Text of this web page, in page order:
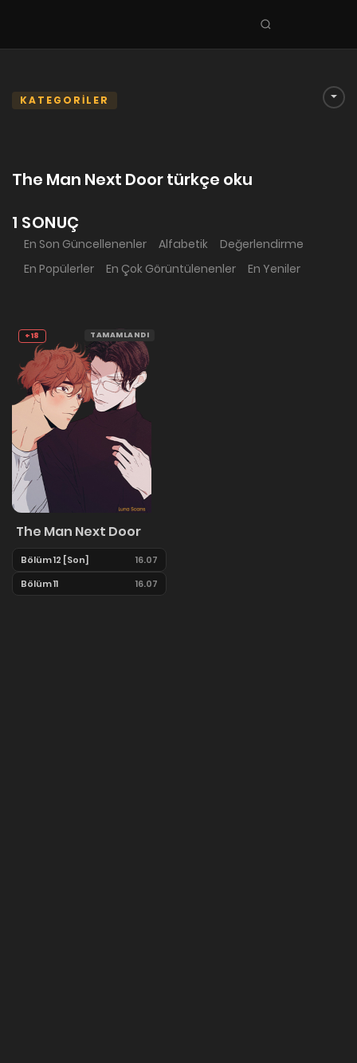
Seri
ara
En Sevilenler
Planlanan Seriler
TÜRLER
Tüm Türler
Yuri
KATEGORİLER
The Man Next Door türkçe oku
1 SONUÇ
En Son Güncellenenler Alfabetik
Değerlendirme
En Popülerler
En Çok Görüntülenenler En Yeniler
+18 TAMAMLANDI
The Man Next Door
Bölüm 12 [Son]
16.07
Bölüm 11
16.07